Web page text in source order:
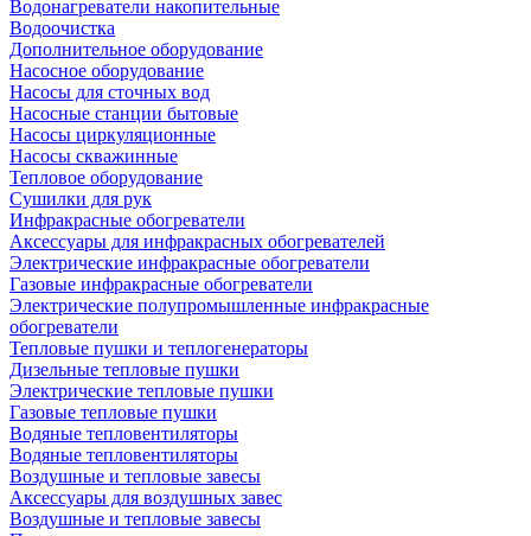
Водонагреватели накопительные
Водоочистка
Дополнительное оборудование
Насосное оборудование
Насосы для сточных вод
Насосные станции бытовые
Насосы циркуляционные
Насосы скважинные
Тепловое оборудование
Сушилки для рук
Инфракрасные обогреватели
Аксессуары для инфракрасных обогревателей
Электрические инфракрасные обогреватели
Газовые инфракрасные обогреватели
Электрические полупромышленные инфракрасные
обогреватели
Тепловые пушки и теплогенераторы
Дизельные тепловые пушки
Электрические тепловые пушки
Газовые тепловые пушки
Водяные тепловентиляторы
Водяные тепловентиляторы
Воздушные и тепловые завесы
Аксессуары для воздушных завес
Воздушные и тепловые завесы